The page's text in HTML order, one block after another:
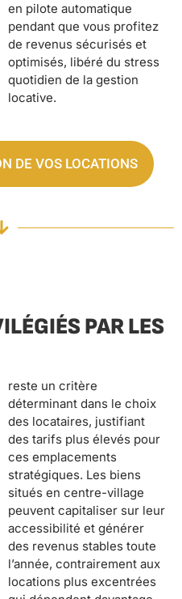
locative.
DE VOS LOCATIONS
PAR LES